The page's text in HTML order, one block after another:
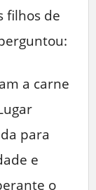
filhos de
a carne
para
e
o